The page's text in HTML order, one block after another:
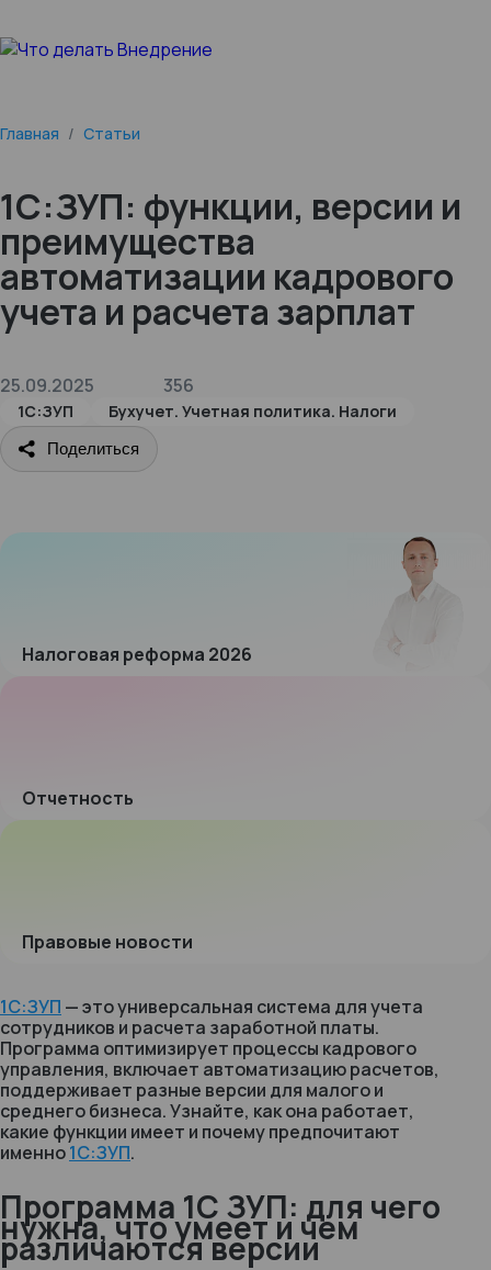
Главная / Статьи
1С:ЗУП: функции, версии и
преимущества
автоматизации кадрового
учета и расчета зарплат
25.09.2025 356
1С:ЗУП Бухучет. Учетная политика. Налоги
Поделиться
1С:ЗУП — это универсальная система для учета
сотрудников и расчета заработной платы.
Программа оптимизирует процессы кадрового
управления, включает автоматизацию расчетов,
поддерживает разные версии для малого и
среднего бизнеса. Узнайте, как она работает,
какие функции имеет и почему предпочитают
именно1С:ЗУП.
Программа 1С ЗУП: для чего
нужна, что умеет и чем
различаются версии
Налоговая реформа 2026
Отчетность
Правовые новости